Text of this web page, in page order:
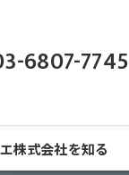
6807-7745
株式会社を知る